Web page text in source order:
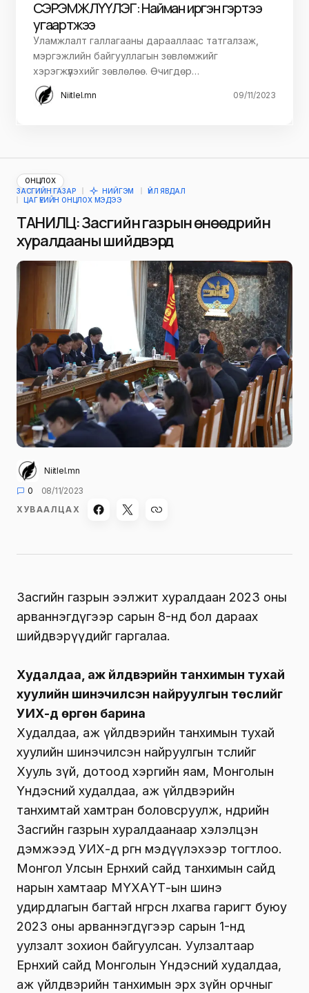
СЭРЭМЖЛҮҮЛЭГ: Найман иргэн гэртээ
угаартжээ
Уламжлалт галлагааны дарааллаас татгалзаж,
мэргэжлийн байгууллагын зөвлөмжийг
хэрэгжүүлэхийг зөвлөлөө. Өчигдөр…
Niitlel.mn 09/11/2023
ОНЦЛОХ
ЗАСГИЙН ГАЗАР
НИЙГЭМ
ҮЙЛ ЯВДАЛ
ЦАГ ҮЕИЙН ОНЦЛОХ МЭДЭЭ
ТАНИЛЦ: Засгийн газрын өнөөдрийн
хуралдааны шийдвэрүүд
Niitlel.mn
0
08/11/2023
ХУВААЛЦАХ
Засгийн газрын ээлжит хуралдаан 2023 оны
арваннэгдүгээр сарын 8-нд бол дараах
шийдвэрүүдийг гаргалаа.
Худалдаа, аж үйлдвэрийн танхимын тухай
хуулийн шинэчилсэн найруулгын төслийг
УИХ-д өргөн барина
Худалдаа, аж үйлдвэрийн танхимын тухай
хуулийн шинэчилсэн найруулгын төслийг
Хууль зүй, дотоод хэргийн яам, Монголын
Үндэсний худалдаа, аж үйлдвэрийн
танхимтай хамтран боловсруулж, өнөөдрийн
Засгийн газрын хуралдаанаар хэлэлцэн
дэмжээд УИХ-д өргөн мэдүүлэхээр тогтлоо.
Монгол Улсын Ерөнхий сайд танхимын сайд
нарын хамтаар МҮХАҮТ-ын шинэ
удирдлагын багтай өнгөрсөн лхагва гаригт буюу
2023 оны арваннэгдүгээр сарын 1-нд
уулзалт зохион байгуулсан. Уулзалтаар
Ерөнхий сайд Монголын Үндэсний худалдаа,
аж үйлдвэрийн танхимын эрх зүйн орчныг